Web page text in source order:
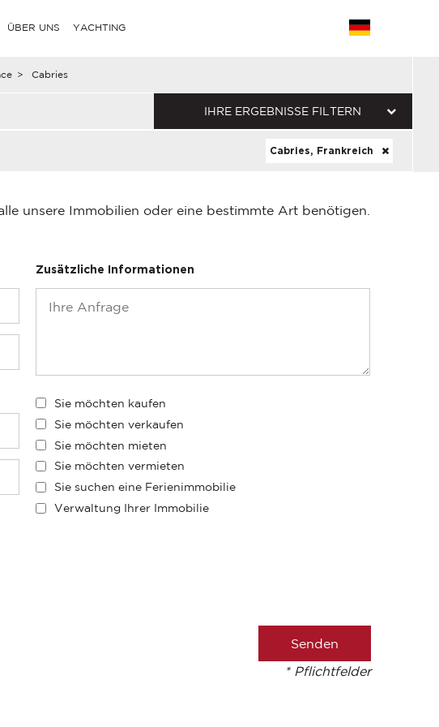
ÜBER UNS YACHTING
> Cabries
IHRE ERGEBNISSE FILTERN
Cabries, Frankreich
unsere Immobilien oder eine bestimmte Art benötigen.
Zusätzliche Informationen
Sie möchten kaufen
Sie möchten verkaufen
Sie möchten mieten
Sie möchten vermieten
Sie suchen eine Ferienimmobilie
Verwaltung Ihrer Immobilie
* Pflichtfelder